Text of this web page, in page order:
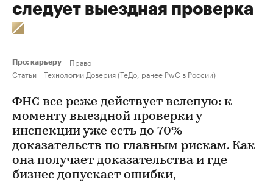
следует выездная проверка
Про: карьеру
Право
Статьи
Технологии Доверия (ТеДо, ранее PwC в России)
ФНС все реже действует вслепую: к
моменту выездной проверки у
инспекции уже есть до 70%
доказательств по главным рискам. Как
она получает доказательства и где
бизнес допускает ошибки,